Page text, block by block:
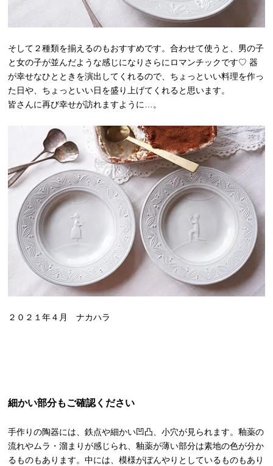
そして２種類を揃えるのもおすすめです。合わせて使うと、男の子
と女の子が並んだような感じになりさらにロマンチックです♡ 器
が幸せなひとときを演出してくれるので、ちょっといい料理を作っ
た日や、ちょっといい日を盛り上げてくれると思います。
皆さんに再び幸せが訪れますように…。
２０２１年４月 ナカハラ
細かい部分もご確認ください
手作りの陶器には、鉄点や細かい凹凸、小穴が見られます。釉薬の
流れやムラ・溜まりが感じられ、釉薬が薄い部分は素地の色が分か
るものもあります。中には、模様がぼんやりとしているものもあり